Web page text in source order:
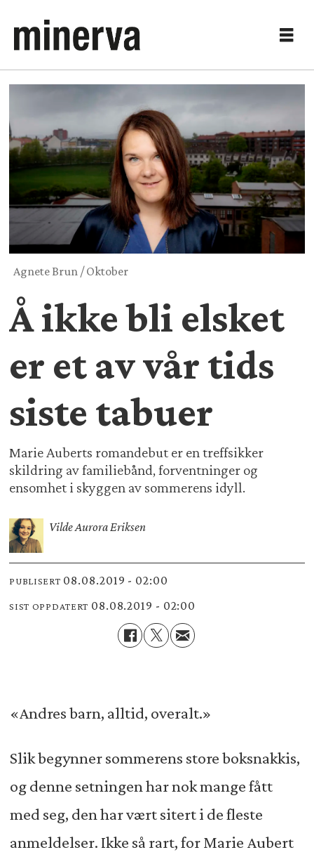
Agnete Brun / Oktober
Å ikke bli elsket
er et av vår tids
siste tabuer
Marie Auberts romandebut er en treffsikker
skildring av familiebånd, forventninger og
ensomhet i skyggen av sommerens idyll.
Vilde Aurora Eriksen
PUBLISERT 08.08.2019 - 02:00
SIST OPPDATERT 08.08.2019 - 02:00
«Andres barn, alltid, overalt.»
Slik begynner sommerens store boksnakkis,
og denne setningen har nok mange fått
med seg, den har vært sitert i de fleste
anmeldelser. Ikke så rart, for Marie Aubert